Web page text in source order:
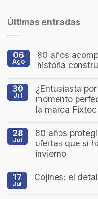
Últimas entradas
06
Ago
80 años
historia
30
Jul
¿Entusiasta
momento
la marca Fixtec
28
Jul
80 años
ofertas que sí
invierno
17
Jul
Cojines: el